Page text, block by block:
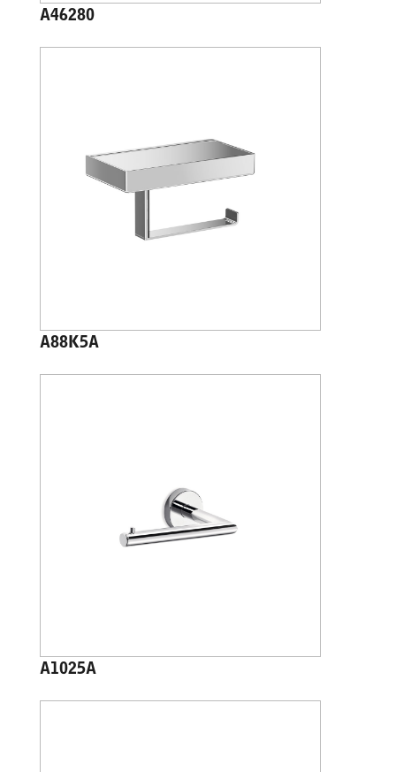
A46280
A88K5A
A1025A